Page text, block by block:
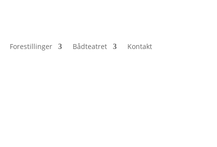
Forestillinger Bådteatret Kontakt